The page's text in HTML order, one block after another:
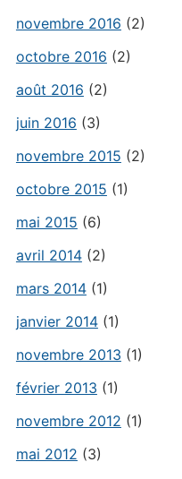
novembre 2016 (2)
octobre 2016 (2)
août 2016 (2)
juin 2016 (3)
novembre 2015 (2)
octobre 2015 (1)
mai 2015 (6)
avril 2014(2)
mars 2014(1)
janvier 2014(1)
novembre 2013 (1)
février 2013 (1)
novembre 2012 (1)
mai 2012 (3)